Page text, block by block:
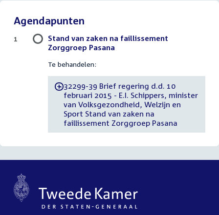
Agendapunten
Stand van zaken na faillissement
Zorggroep Pasana
Te behandelen:
-32299-39 Brief regering d.d. 10
februari 2015 - E.I. Schippers, minister
van Volksgezondheid, Welzijn en
Sport Stand van zaken na
faillissement Zorggroep Pasana
1